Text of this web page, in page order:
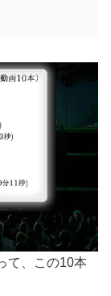
て、この10本